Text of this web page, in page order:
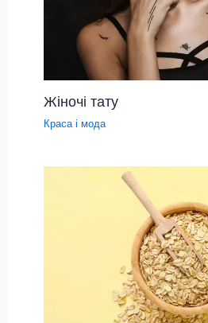
Жіночі тату
Краса і мода